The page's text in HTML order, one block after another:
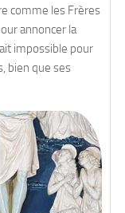
comme les Frères
annoncer la
impossible pour
bien que ses